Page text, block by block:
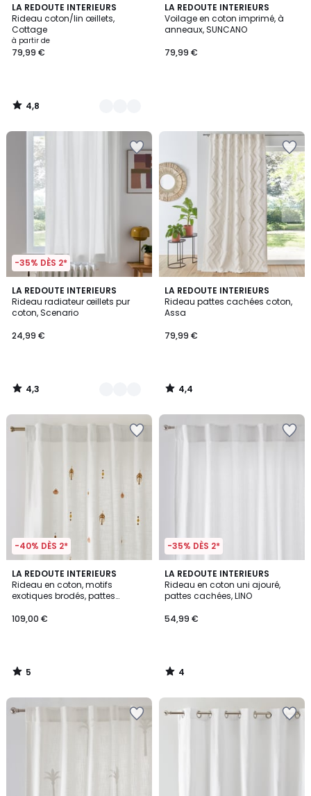
LA REDOUTE INTERIEURS
Rideau coton/lin œillets,
Cottage
à partir de
79,99 €
4,8
/ 5
2
Couleurs
4,8
/
LA REDOUTE INTERIEURS
Voilage en coton imprimé, à
anneaux, SUNCANO
79,99 €
-35% DÈS 2*
LA REDOUTE INTERIEURS
Rideau radiateur œillets pur
coton, Scenario
24,99 €
4,3
/ 5
7
Couleurs
4,3
/
LA REDOUTE INTERIEURS
Rideau pattes cachées coton,
Assa
79,99 €
4,4
/ 5
4,4
/
-40% DÈS 2*
LA REDOUTE INTERIEURS
Rideau en coton, motifs
exotiques brodés, pattes
109,00 €
5
/
5
5
/
-35% DÈS 2*
LA REDOUTE INTERIEURS
Rideau en coton uni ajouré,
pattes cachées, LINO
54,99 €
4
/
5
4
/